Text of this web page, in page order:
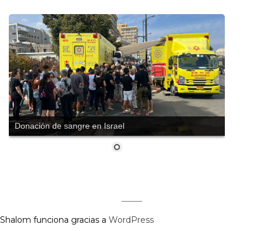
Donación de sangre en Israel
Shalom funciona gracias a WordPress